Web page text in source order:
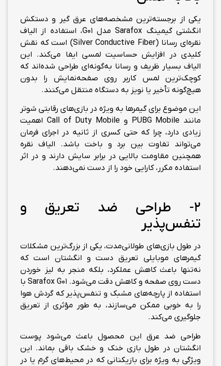
یکی از برجسته‌ترین مشخصه‌های عرق گیر و دستکش
انگشتی گیمینگ Sarafox مدل G01، استفاده از الیاف
نقره‌ای رسانا (Silver Conductive Fiber) است که نقش
کلیدی در افزایش حساسیت لمسی ایفا می‌کند. این
الیاف بسیار ظریف و رسانا به‌گونه‌ای طراحی شده‌اند که
کوچک‌ترین لمس کاربر روی صفحه‌نمایش را بدون
هیچ‌گونه تأخیر یا نویز به دستگاه منتقل می‌کنند.
این موضوع برای گیمرها به ویژه در بازی‌های رقابتی شوتر
مانند PUBG Mobile و Call of Duty Mobile اهمیت
زیادی دارد، چرا که حتی کسری از ثانیه در اجرای فرمان
می‌تواند تفاوت بین برد و باخت باشد. الیاف نقره
همچنین مقاومت بالایی در برابر سایش دارند و در اثر
استفاده مکرر، کارایی خود را از دست نمی‌دهند.
2- طراحی ضد تعریق و
تنفس‌پذیر
در طول بازی‌های طولانی‌مدت، یکی از بزرگ‌ترین مشکلات
گیمرهای موبایلی تعریق دست و انگشتان است که
نه‌تنها باعث کاهش عملکرد، بلکه منجر به لیز خوردن
دست روی صفحه و کاهش دقت می‌شود. Sarafox G01 با
استفاده از پارچه‌های مشبک و تنفس‌پذیر که گردش هوا
را به خوبی ممکن می‌سازند، به طور مؤثری از تعریق
جلوگیری می‌کند.
طراحی ضد عرق این محصول باعث می‌شود پوست
انگشتان در طول بازی خنک و خشک باقی بماند. این
ویژگی به ویژه برای بازیکنانی که در محیط‌های گرم یا در